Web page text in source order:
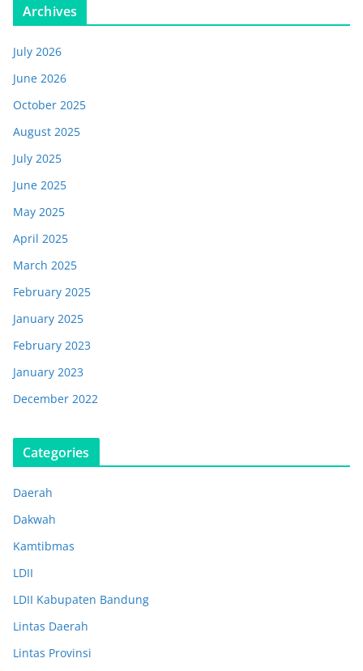
Archives
July 2026
June 2026
October 2025
August 2025
July 2025
June 2025
May 2025
April 2025
March 2025
February 2025
January 2025
February 2023
January 2023
December 2022
Categories
Daerah
Dakwah
Kamtibmas
LDII
LDII Kabupaten Bandung
Lintas Daerah
Lintas Provinsi